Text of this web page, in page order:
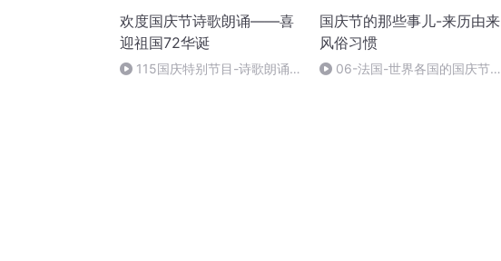
欢度国庆节诗歌朗诵——喜
迎祖国72华诞
115国庆特别节目-诗歌朗诵-
国庆节的那些事儿-来历由来
风俗习惯
06-法国-世界各国的国庆节-